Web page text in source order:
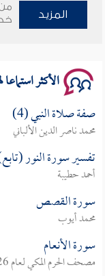
وأمنهم من خوف 9
المزيد
الأكثر
صفة صلاة النبي (4)
محمد ناصر الدين الألباني
تفسير سورة النور (تابع) [6
أحمد حطيبة
سورة القصص
محمد أيوب
سورة الأنعام
مصحف الحرم المكي لعام 1426هـ